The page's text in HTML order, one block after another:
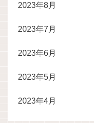
2023年8月
2023年7月
2023年6月
2023年5月
2023年4月